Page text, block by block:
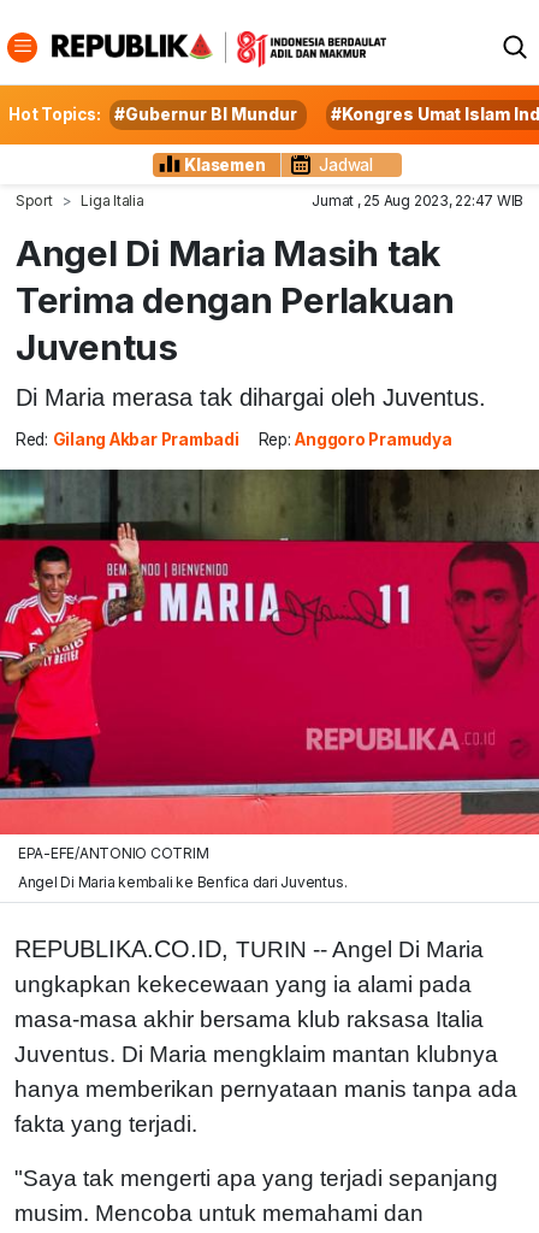
Hot Topics: #Gubernur BI Mundur #Kongres Umat Islam
Klasemen Jadwal
Sport Liga Italia Jumat , 25 Aug 2023, 22:47 WIB
Angel Di Maria Masih tak
Terima dengan Perlakuan
Juventus
Di Maria merasa tak dihargai oleh Juventus.
Red: Gilang Akbar Prambadi Rep: Anggoro Pramudya
EPA-EFE/ANTONIO COTRIM
Angel Di Maria kembali ke Benfica dari Juventus.
REPUBLIKA.CO.ID, TURIN -- Angel Di Maria
ungkapkan kekecewaan yang ia alami pada
masa-masa akhir bersama klub raksasa Italia
Juventus. Di Maria mengklaim mantan klubnya
hanya memberikan pernyataan manis tanpa ada
fakta yang terjadi.
"Saya tak mengerti apa yang terjadi sepanjang
musim. Mencoba untuk memahami dan